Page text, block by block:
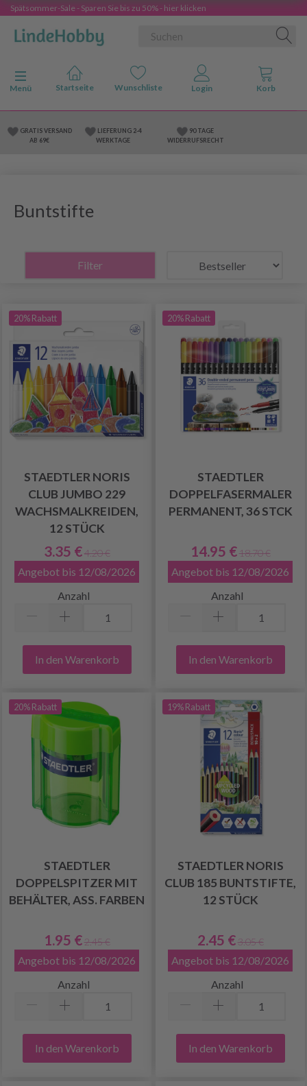
Spätsommer-Sale - Sparen Sie bis zu 50% - hier klicken
Anzeige ändern
Menü
GRATIS VERSAND
AB 69€
LIEFERUNG 2-4
WERKTAGE
90 TAGE
WIDERRUFSRECHT
Buntstifte
Filter
20% Rabatt
STAEDTLER NORIS
CLUB JUMBO 229
WACHSMALKREIDEN,
12 STÜCK
3.35 € 4.20 €
Angebot bis 12/08/2026
Anzahl
In den Warenkorb
20% Rabatt
STAEDTLER
DOPPELFASERMALER
PERMANENT, 36 STCK
14.95 € 18.70 €
Angebot bis 12/08/2026
Anzahl
In den Warenkorb
20% Rabatt
STAEDTLER
DOPPELSPITZER MIT
BEHÄLTER, ASS. FARBEN
1.95 € 2.45 €
Angebot bis 12/08/2026
Anzahl
In den Warenkorb
19% Rabatt
STAEDTLER NORIS
CLUB 185 BUNTSTIFTE,
12 STÜCK
2.45 € 3.05 €
Angebot bis 12/08/2026
Anzahl
In den Warenkorb